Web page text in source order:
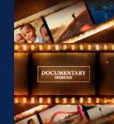
UDFORSK
SERIEN